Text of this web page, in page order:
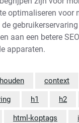
optimaliseren voor
aan een betere
apparaten.
context
h1 h2
html-koptags